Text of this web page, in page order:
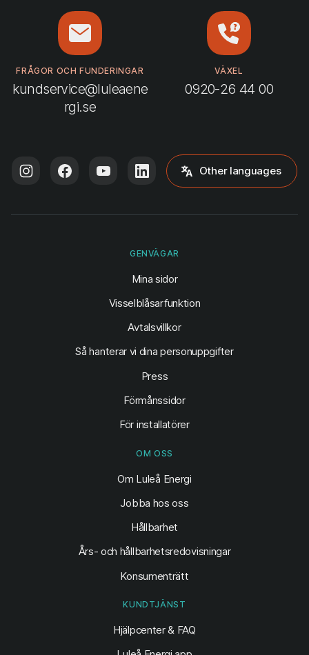
FRÅGOR OCH FUNDERINGAR
kundservice@luleaene
rgi.se
VÄXEL
0920-26 44 00
Other languages
GENVÄGAR
Mina sidor(öppnas i ny flik)
Visselblåsarfunktion
Avtalsvillkor
Så hanterar vi dina personuppgifter
Press
Förmånssidor
För installatörer
OM OSS
Om Luleå Energi
Jobba hos oss
Hållbarhet
Års- och hållbarhetsredovisningar
Konsumenträtt
KUNDTJÄNST
Hjälpcenter & FAQ